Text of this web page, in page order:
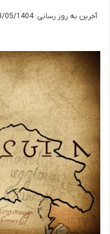
آخرین به روز رسانی: 03/05/1404